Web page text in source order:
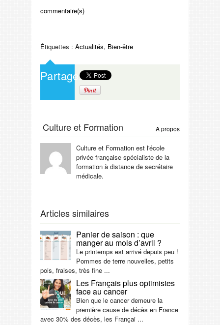
commentaire(s)
Étiquettes : Actualités, Bien-être
Partagez
Culture et Formation A propos
Culture et Formation est l'école
privée française spécialiste de la
formation à distance de secrétaire
médicale.
Articles similaires
Panier de saison : que
manger au mois d’avril ?
Le printemps est arrivé depuis peu !
Pommes de terre nouvelles, petits
pois, fraises, très fine ...
Les Français plus optimistes
face au cancer
Bien que le cancer demeure la
première cause de décès en France
avec 30% des décès, les Françai ...